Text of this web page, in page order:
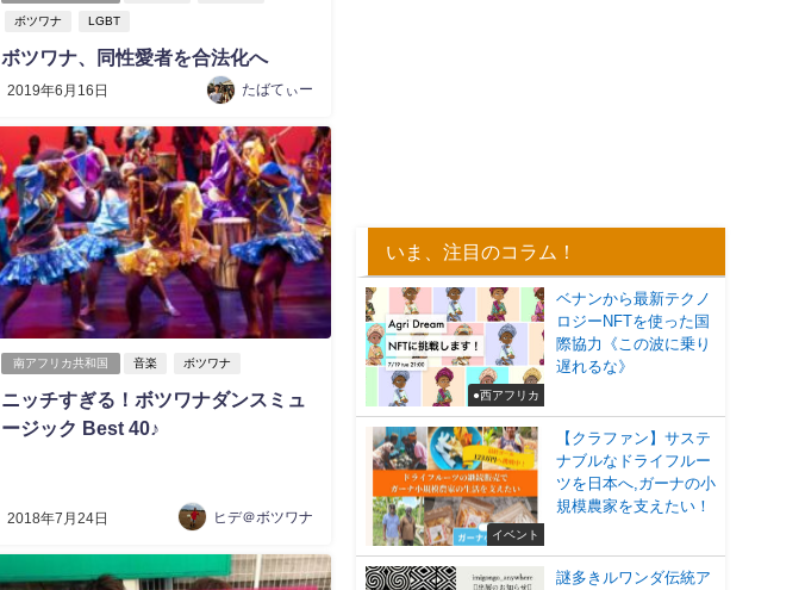
ボツワナ LGBT
ボツワナ、同性愛者を合法化へ
2019年6月16日 たばてぃー
南アフリカ共和国 音楽 ボツワナ
ニッチすぎる！ボツワナダンスミュ
ージック Best 40♪
2018年7月24日 ヒデ＠ボツワナ
いま、注目のコラム！
●西アフリカ
ベナンから最新テクノ
ロジーNFTを使った国
際協力《この波に乗り
遅れるな》
イベント
【クラファン】サステ
ナブルなドライフルー
ツを日本へ,ガーナの小
規模農家を支えたい！
謎多きルワンダ伝統ア